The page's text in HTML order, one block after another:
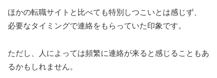
ほかの転職サイトと比べても特別しつこいとは感じず、
必要なタイミングで連絡をもらっていた印象です。
ただし、人によっては頻繁に連絡が来ると感じることもあ
るかもしれません。